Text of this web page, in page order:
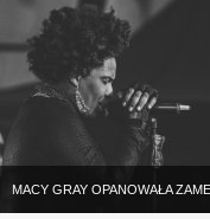
MACY GRAY OPANOWAŁA